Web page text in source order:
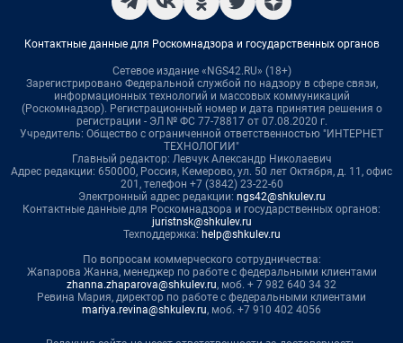
Контактные данные для Роскомнадзора и государственных органов
Сетевое издание «NGS42.RU» (18+)
Зарегистрировано Федеральной службой по надзору в сфере связи,
информационных технологий и массовых коммуникаций
(Роскомнадзор). Регистрационный номер и дата принятия решения о
регистрации - ЭЛ № ФС 77-78817 от 07.08.2020 г.
Учредитель: Общество с ограниченной ответственностью "ИНТЕРНЕТ
ТЕХНОЛОГИИ"
Главный редактор: Левчук Александр Николаевич
Адрес редакции: 650000, Россия, Кемерово, ул. 50 лет Октября, д. 11, офис
201, телефон +7 (3842) 23-22-60
Электронный адрес редакции: ngs42@shkulev.ru
Контактные данные для Роскомнадзора и государственных органов:
juristnsk@shkulev.ru
Техподдержка: help@shkulev.ru
По вопросам коммерческого сотрудничества:
Жапарова Жанна, менеджер по работе с федеральными клиентами
zhanna.zhaparova@shkulev.ru, моб. + 7 982 640 34 32
Ревина Мария, директор по работе с федеральными клиентами
mariya.revina@shkulev.ru, моб. +7 910 402 4056